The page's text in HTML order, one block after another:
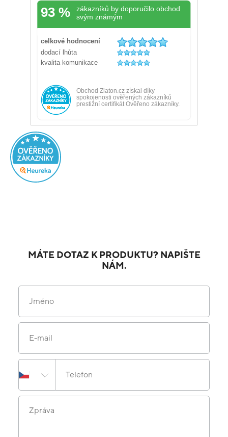
MÁTE DOTAZ K PRODUKTU? NAPIŠTE
NÁM.
Jméno
E-mail
Telefon
Zpráva